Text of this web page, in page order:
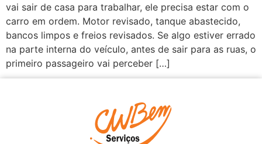
vai sair de casa para trabalhar, ele precisa estar com o
carro em ordem. Motor revisado, tanque abastecido,
bancos limpos e freios revisados. Se algo estiver errado
na parte interna do veículo, antes de sair para as ruas, o
primeiro passageiro vai perceber […]